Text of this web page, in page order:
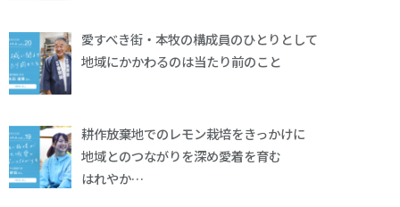
愛すべき街・本牧の構成員のひとりとして
地域にかかわるのは当たり前のこと
耕作放棄地でのレモン栽培をきっかけに
地域とのつながりを深め愛着を育む
はれやか…